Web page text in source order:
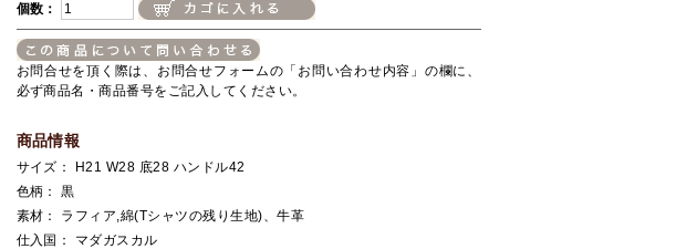
個数：
お問合せを頂く際は、お問合せフォームの「お問い合わせ内容」の欄に、
必ず商品名・商品番号をご記入してください。
商品情報
サイズ： H21 W28 底28 ハンドル42
色柄： 黒
素材： ラフィア,綿(Tシャツの残り生地)、牛革
仕入国： マダガスカル